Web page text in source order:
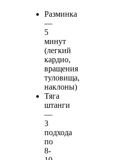
Разминка
—
5
минут
(легкий
кардио,
вращения
туловища,
наклоны)
Тяга
штанги
—
3
подхода
по
8-